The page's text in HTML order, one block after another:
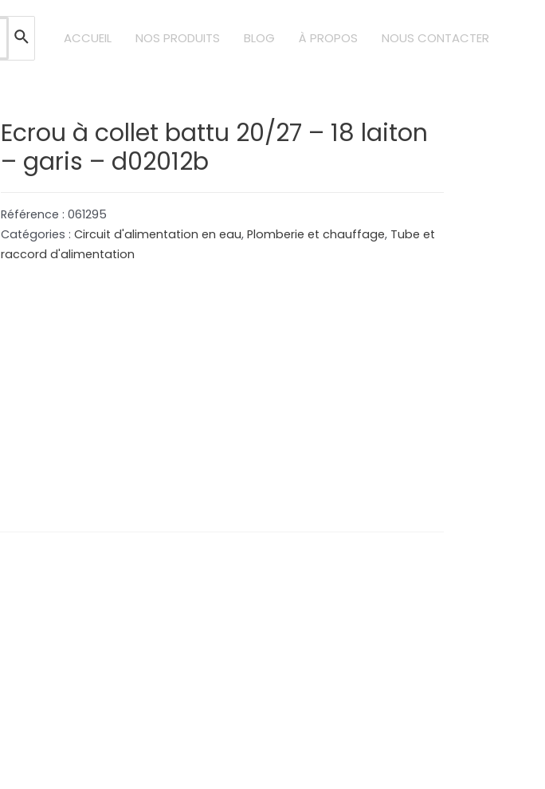
ACCUEIL NOS PRODUITS BLOG À PROPOS NOUS CONTACTER
Ecrou à collet battu 20/27 – 18 laiton
– garis – d02012b
Référence :061295
Catégories :Circuit d'alimentation en eau,Plomberie et chauffage, Tube et
raccord d'alimentation